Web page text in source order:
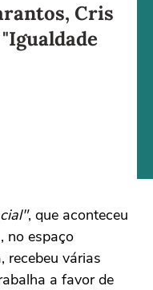
Cris
, que aconteceu
no espaço
recebeu várias
a favor de